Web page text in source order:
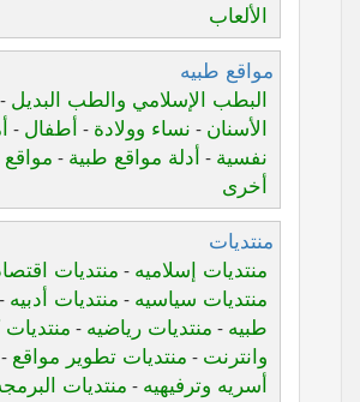
الألعاب
مواقع طبيه
البطب الإسلامي والطب البديل -
الأسنان - نساء وولادة - أطفال -
نفسية - أدلة مواقع طبية -
أخرى
منتديات
منتديات إسلاميه - منتديات
منتديات سياسيه - منتديات أدبيه -
طبيه - منتديات رياضيه - منتديات
وانترنت - منتديات تطوير مواقع -
أسريه وترفيهيه - منتديات